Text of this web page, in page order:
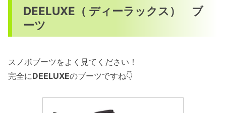
DEELUXE（ ディーラックス） ブ
ーツ
スノボブーツをよく見てください！
完全にDEELUXEのブーツですね👇